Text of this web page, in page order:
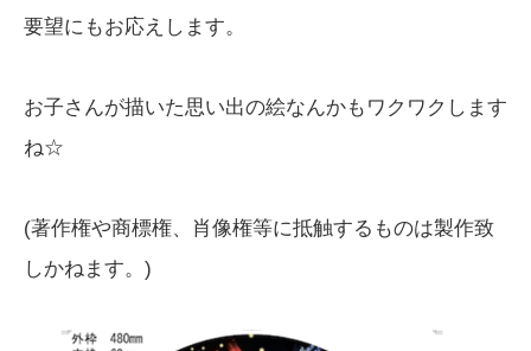
要望にもお応えします。
お子さんが描いた思い出の絵なんかもワクワクします
ね☆
(著作権や商標権、肖像権等に抵触するものは製作致
しかねます。)